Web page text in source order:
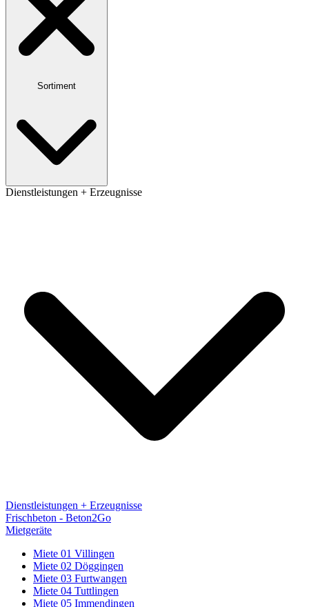
Sortiment
Dienstleistungen + Erzeugnisse
Dienstleistungen + Erzeugnisse
Frischbeton - Beton2Go
Mietgeräte
Miete 01 Villingen
Miete 02 Döggingen
Miete 03 Furtwangen
Miete 04 Tuttlingen
Miete 05 Immendingen